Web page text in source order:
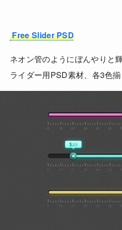
Free Slider PSD
ネオン管のようにぼんやりと
ライダー用PSD素材、各3色揃